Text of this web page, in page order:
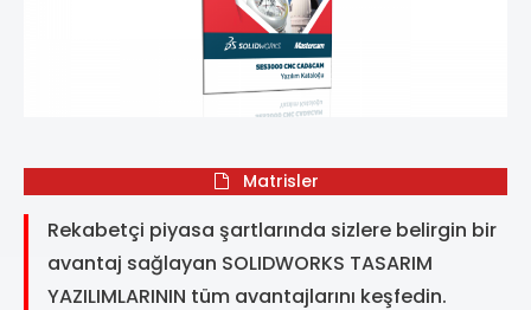
Matrisler
Rekabetçi piyasa şartlarında sizlere belirgin bir
avantaj sağlayan SOLIDWORKS TASARIM
YAZILIMLARININ tüm avantajlarını keşfedin.